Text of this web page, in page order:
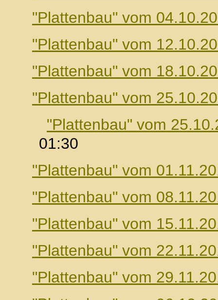
"Plattenbau" vom
"Plattenbau" vom
"Plattenbau" vom
"Plattenbau" vom
"Plattenbau" vom
01:30
"Plattenbau" vom
"Plattenbau" vom
"Plattenbau" vom
"Plattenbau" vom
"Plattenbau" vom